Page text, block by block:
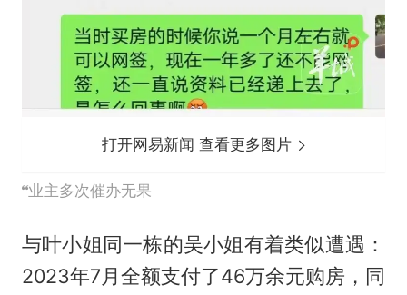
打开网易新闻 查看更多图片
业主多次催办无果
与叶小姐同一栋的吴小姐有着类似遭遇：
2023年7月全额支付了46万余元购房，同